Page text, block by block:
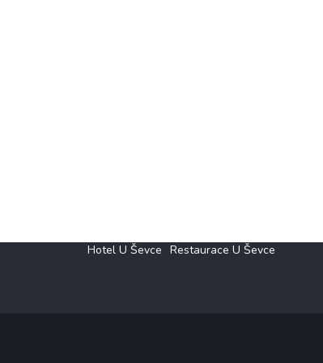
Hotel U Ševce Restaurace U Ševce